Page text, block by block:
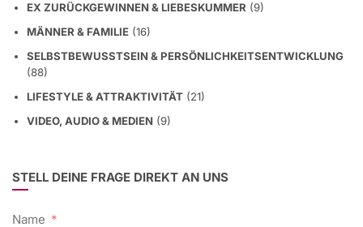
MÄNNER & FAMILIE(16)
SELBSTBEWUSSTSEIN & PERSÖNLICHKEITSENTWICKLUNG
(88)
LIFESTYLE & ATTRAKTIVITÄT
VIDEO, AUDIO & MEDIEN (9)